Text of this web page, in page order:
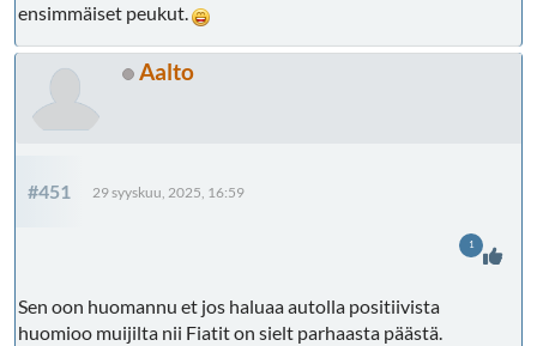
ensimmäiset peukut.
Aalto
#451 29 syyskuu, 2025, 16:59
Sen oon huomannu et jos haluaa autolla positiivista
huomioo muijilta nii Fiatit on sielt parhaasta päästä.
1